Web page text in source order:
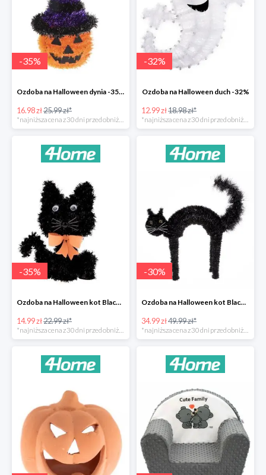
-35%
Ozdoba na Halloween dynia -35%
16.98 zł25.99 zł*
*najniższa cena z 30 dni przed obniżką
-32%
Ozdoba na Halloween duch -32%
12.99 zł18.98 zł*
*najniższa cena z 30 dni przed obniżką
-35%
Ozdoba na Halloween kot Blackie -35%
14.99 zł22.99 zł*
-30%
Ozdoba na Halloween kot Black -35%
34.99 zł49.99 zł*